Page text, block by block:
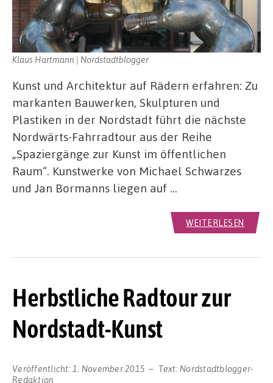
Klaus Hartmann | Nordstadtblogger
Kunst und Architektur auf Rädern erfahren: Zu
markanten Bauwerken, Skulpturen und
Plastiken in der Nordstadt führt die nächste
Nordwärts-Fahrradtour aus der Reihe
„Spaziergänge zur Kunst im öffentlichen
Raum“. Kunstwerke von Michael Schwarzes
und Jan Bormanns liegen auf …
WEITERLESEN
Herbstliche Radtour zur
Nordstadt-Kunst
Veröffentlicht: 1. November 2015 Text: Nordstadtblogger-
Redaktion